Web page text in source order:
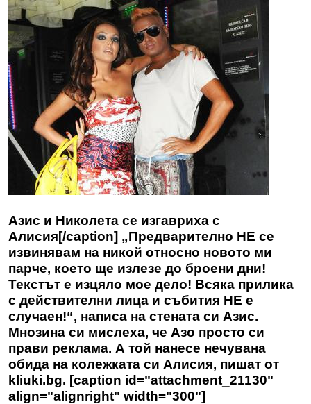
Азис и Николета се изгавриха с
Алисия[/caption] „Предварително НЕ се
извинявам на никой относно новото ми
парче, което ще излезе до броени дни!
Текстът е изцяло мое дело! Всяка прилика
с действителни лица и събития НЕ е
случаен!“, написа на стената си Азис.
Мнозина си мислеха, че Азо просто си
прави реклама. А той нанесе нечувана
обида на колежката си Алисия, пишат от
kliuki.bg. [caption id="attachment_21130"
align="alignright" width="300"]